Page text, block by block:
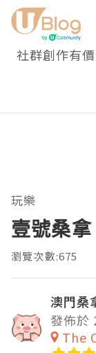
社群創作有
玩樂
壹號桑拿
瀏覽次數:675
澳門桑
發佈於
The